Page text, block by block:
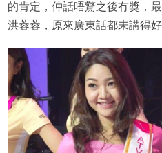
的肯定，仲話唔驚之後冇獎，
洪蓉蓉，原來廣東話都未講得好